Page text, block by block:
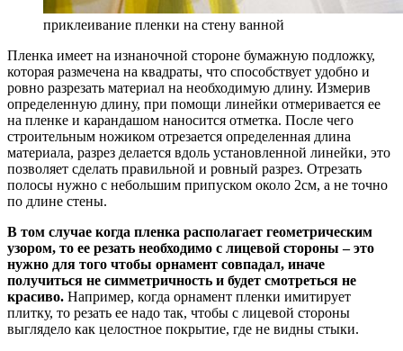
приклеивание пленки на стену ванной
Пленка имеет на изнаночной стороне бумажную подложку,
которая размечена на квадраты, что способствует удобно и
ровно разрезать материал на необходимую длину. Измерив
определенную длину, при помощи линейки отмеривается ее
на пленке и карандашом наносится отметка. После чего
строительным ножиком отрезается определенная длина
материала, разрез делается вдоль установленной линейки, это
позволяет сделать правильной и ровный разрез. Отрезать
полосы нужно с небольшим припуском около 2см, а не точно
по длине стены.
В том случае когда пленка располагает геометрическим
узором, то ее резать необходимо с лицевой стороны – это
нужно для того чтобы орнамент совпадал, иначе
получиться не симметричность и будет смотреться не
красиво. Например, когда орнамент пленки имитирует
плитку, то резать ее надо так, чтобы с лицевой стороны
выглядело как целостное покрытие, где не видны стыки.